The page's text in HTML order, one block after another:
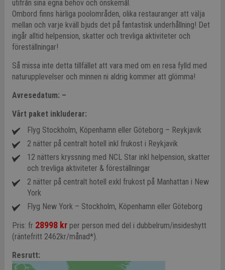
utifrån sina egna behov och önskemål.
Ombord finns härliga poolområden, olika restauranger att välja
mellan och varje kväll bjuds det på fantastisk underhållning! Det
ingår alltid helpension, skatter och trevliga aktiviteter och
föreställningar!
Så missa inte detta tillfället att vara med om en resa fylld med
naturupplevelser och minnen ni aldrig kommer att glömma!
Avresedatum: –
Vårt paket inkluderar:
Flyg Stockholm, Köpenhamn eller Göteborg – Reykjavik
2 nätter på centralt hotell inkl frukost i Reykjavik
12 nätters kryssning med NCL Star inkl helpension, skatter
och trevliga aktiviteter & föreställningar
2 nätter på centralt hotell exkl frukost på Manhattan i New
York
Flyg New York – Stockholm, Köpenhamn eller Göteborg
Pris: fr 28998 krper person med del i dubbelrum/insideshytt
(räntefritt 2462kr/månad*).
Resrutt: